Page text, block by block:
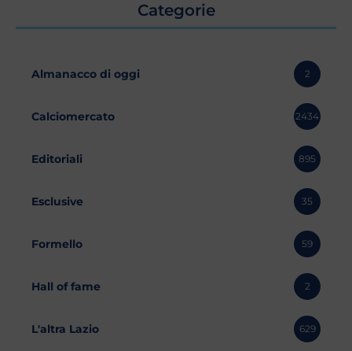
Categorie
Almanacco di oggi 2
Calciomercato 2434
Editoriali 895
Esclusive 35
Formello 59
Hall of fame 2
L'altra Lazio 629